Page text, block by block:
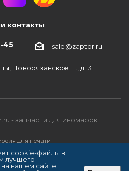
контакты
45 sale@zaptor.ru
Новорязанское ш., д. 3
- запчасти для иномарок
для печати
cookie-файлы в
лучшего
нашем сайте.